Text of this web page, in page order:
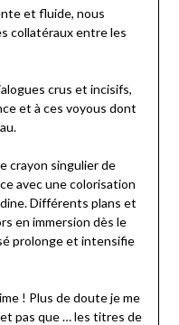
et fluide, nous
collatéraux entre les
crus et incisifs,
et à ces voyous dont
crayon singulier de
avec une colorisation
Différents plans et
en immersion dès le
prolonge et intensifie
! Plus de doute je me
pas que … les titres de